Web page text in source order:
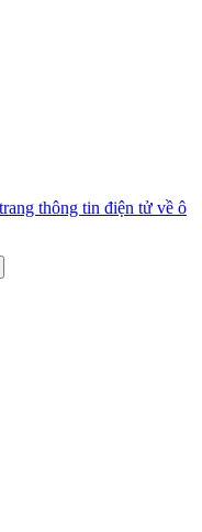
thông tin điện tử về ô